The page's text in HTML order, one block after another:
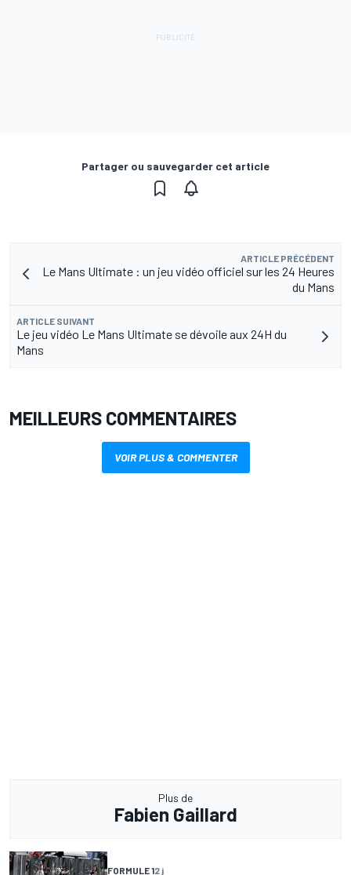
Partager ou sauvegarder cet article
ARTICLE PRÉCÉDENT
Le Mans Ultimate : un jeu vidéo officiel sur les 24 Heures
du Mans
ARTICLE SUIVANT
Le jeu vidéo Le Mans Ultimate se dévoile aux 24H du
Mans
MEILLEURS COMMENTAIRES
VOIR PLUS & COMMENTER
Plus de
Fabien Gaillard
FORMULE 12 j